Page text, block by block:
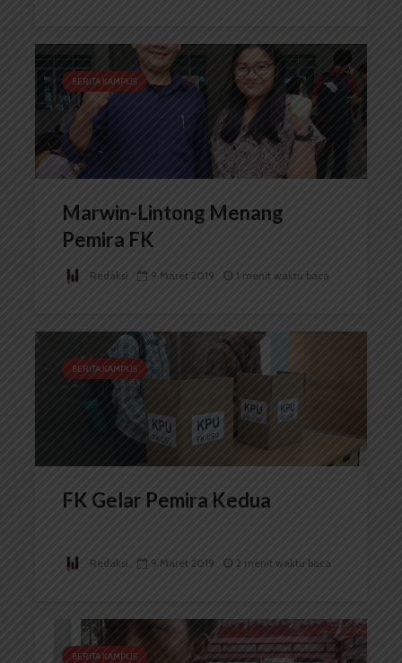
BERITA KAMPUS
Marwin-Lintong Menang
Pemira FK
Redaksi 9 Maret 2019 1 menit waktu baca
BERITA KAMPUS
FK Gelar Pemira Kedua
Redaksi 9 Maret 2019 2 menit waktu baca
BERITA KAMPUS